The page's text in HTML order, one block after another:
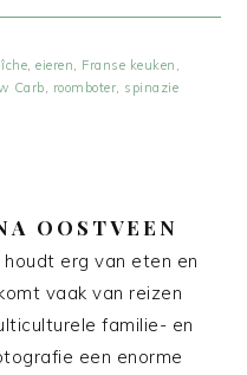
,eieren Franse keuken
Carb roomboter spinazie
OOSTVEEN
erg van eten en
vaak van reizen
familie- en
een enorme